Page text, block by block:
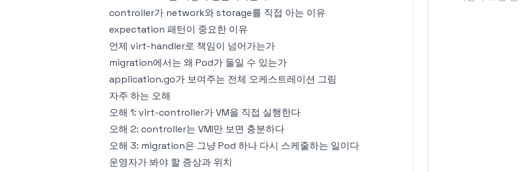
controller가 network와 storage를 직접 아는 이유
expectation 패턴이 중요한 이유
언제 virt-handler로 책임이 넘어가는가
migration에서는 왜 Pod가 둘일 수 있는가
application.go가 보여주는 전체 오케스트레이션 그림
자주 하는 오해
오해 1: virt-controller가 VM을 직접 실행한다
오해 2: controller는 VMI만 보면 충분하다
오해 3: migration은 그냥 Pod 하나 다시 스케줄하는 일이다
운영자가 봐야 할 증상과 위치